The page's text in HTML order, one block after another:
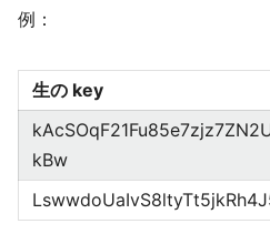
例：
生の key
kBw